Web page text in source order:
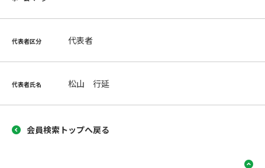
代表者区分 代表者
代表者氏名 松山 行延
会員検索トップへ戻る